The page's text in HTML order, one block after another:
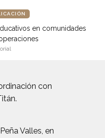
en comunidades
con
Valles, en